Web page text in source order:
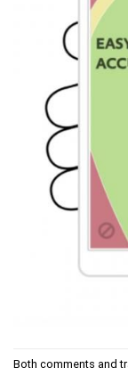
Both comments and